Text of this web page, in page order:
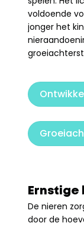
voldoende
jonger het
De nieren
door de